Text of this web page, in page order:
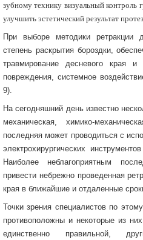
зубному технику визуальный контроль
улучшить эстетический результат
При выборе методики ретракции
степень раскрытия бороздки,
травмирование десневого края и
повреждения, системное
9).
На сегодняшний день известно
механическая, химико-
последняя может проводиться с
электрохирургических
Наиболее неблагоприятным
привести небрежно проведенная
края в ближайшие и отдаленные
Точки зрения специалистов по
противоположны и некоторые из
единственно правильной,